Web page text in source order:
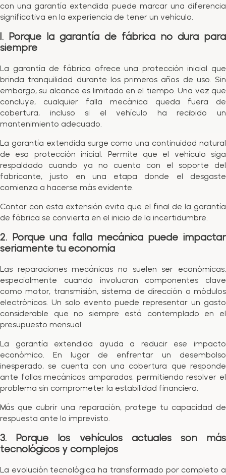
con una garantía extendida puede marcar una diferencia
significativa en la experiencia de tener un vehículo.
1. Porque la garantía de fábrica no dura para
siempre
La garantía de fábrica ofrece una protección inicial que
brinda tranquilidad durante los primeros años de uso. Sin
embargo, su alcance es limitado en el tiempo. Una vez que
concluye, cualquier falla mecánica queda fuera de
cobertura, incluso si el vehículo ha recibido un
mantenimiento adecuado.
La garantía extendida surge como una continuidad natural
de esa protección inicial. Permite que el vehículo siga
respaldado cuando ya no cuenta con el soporte del
fabricante, justo en una etapa donde el desgaste
comienza a hacerse más evidente.
Contar con esta extensión evita que el final de la garantía
de fábrica se convierta en el inicio de la incertidumbre.
2. Porque una falla mecánica puede impactar
seriamente tu economía
Las reparaciones mecánicas no suelen ser económicas,
especialmente cuando involucran componentes clave
como motor, transmisión, sistema de dirección o módulos
electrónicos. Un solo evento puede representar un gasto
considerable que no siempre está contemplado en el
presupuesto mensual.
La garantía extendida ayuda a reducir ese impacto
económico. En lugar de enfrentar un desembolso
inesperado, se cuenta con una cobertura que responde
ante fallas mecánicas amparadas, permitiendo resolver el
problema sin comprometer la estabilidad financiera.
Más que cubrir una reparación, protege tu capacidad de
respuesta ante lo imprevisto.
3. Porque los vehículos actuales son más
tecnológicos y complejos
La evolución tecnológica ha transformado por completo a